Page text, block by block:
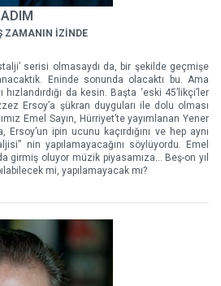
ZAMANIN İZİNDE
serisi olmasaydı da, bir şekilde geçmişe
Eninde sonunda olacaktı bu. Ama
da kesin. Başta ‘eski 45’likçi’ler
Ersoy’a şükran duyguları ile dolu olması
Emel Sayın, Hürriyet’te yayımlanan Yener
Ersoy’un ipin ucunu kaçırdığını ve hep aynı
nin yapılamayacağını söylüyordu. Emel
girmiş oluyor müzik piyasamıza... Beş-on yıl
mi, yapılamayacak mı?